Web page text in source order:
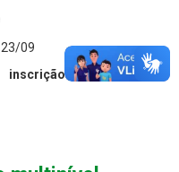
23/09
inscriçãoe mais